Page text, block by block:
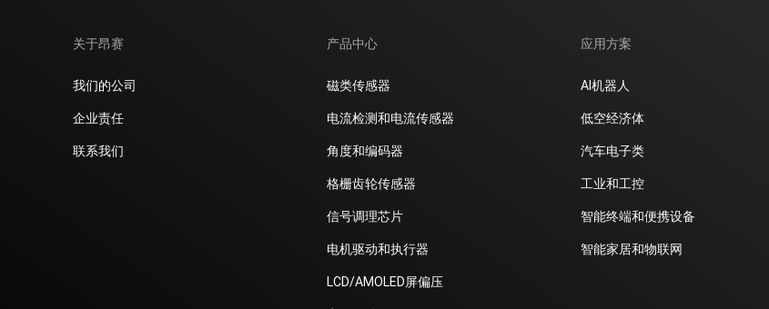
关于昂赛
我们的公司
企业责任
联系我们
产品中心
磁类传感器
电流检测和电流传感器
角度和编码器
格栅齿轮传感器
信号调理芯片
电机驱动和执行器
LCD/AMOLED屏偏压
应用方案
AI机器人
低空经济体
汽车电子类
工业和工控
智能终端和便携设备
智能家居和物联网